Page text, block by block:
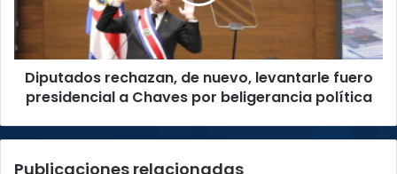
presidencial
Chaves
por
beligerancia
Diputados rechazan, de nuevo, levantarle fuero
presidencial a Chaves por beligerancia política
Publicaciones relacionadas